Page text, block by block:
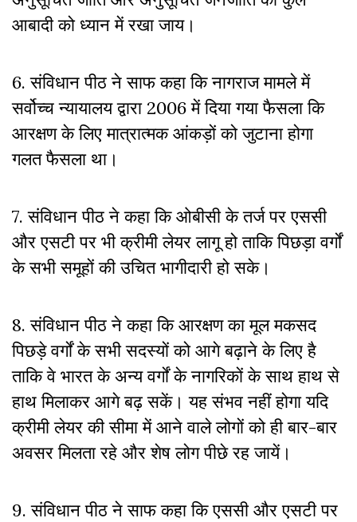
आबादी को ध्यान में रखा जाय।
6. संविधान पीठ ने साफ कहा कि नागराज मामले में
सर्वोच्च न्यायालय द्वारा 2006 में दिया गया फैसला कि
आरक्षण के लिए मात्रात्मक आंकड़ों को जुटाना होगा
गलत फैसला था।
7. संविधान पीठ ने कहा कि ओबीसी के तर्ज पर एससी
और एसटी पर भी क्रीमी लेयर लागू हो ताकि पिछड़ा वर्गों
के सभी समूहों की उचित भागीदारी हो सके।
8. संविधान पीठ ने कहा कि आरक्षण का मूल मकसद
पिछड़े वर्गों के सभी सदस्यों को आगे बढ़ाने के लिए है
ताकि वे भारत के अन्य वर्गों के नागरिकों के साथ हाथ से
हाथ मिलाकर आगे बढ़ सकें। यह संभव नहीं होगा यदि
क्रीमी लेयर की सीमा में आने वाले लोगों को ही बार-बार
अवसर मिलता रहे और शेष लोग पीछे रह जायें।
9. संविधान पीठ ने साफ कहा कि एससी और एसटी पर